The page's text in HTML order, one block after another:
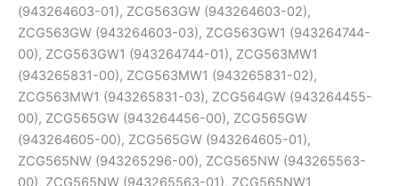
(943264603-01), ZCG563GW (943264603-02),
ZCG563GW (943264603-03), ZCG563GW1 (943264744-
00), ZCG563GW1 (943264744-01), ZCG563MW1
(943265831-00), ZCG563MW1 (943265831-02),
ZCG563MW1 (943265831-03), ZCG564GW (943264455-
00), ZCG565GW (943264456-00), ZCG565GW
(943264605-00), ZCG565GW (943264605-01),
ZCG565NW (943265296-00), ZCG565NW (943265563-
00), ZCG565NW (943265563-01), ZCG565NW1